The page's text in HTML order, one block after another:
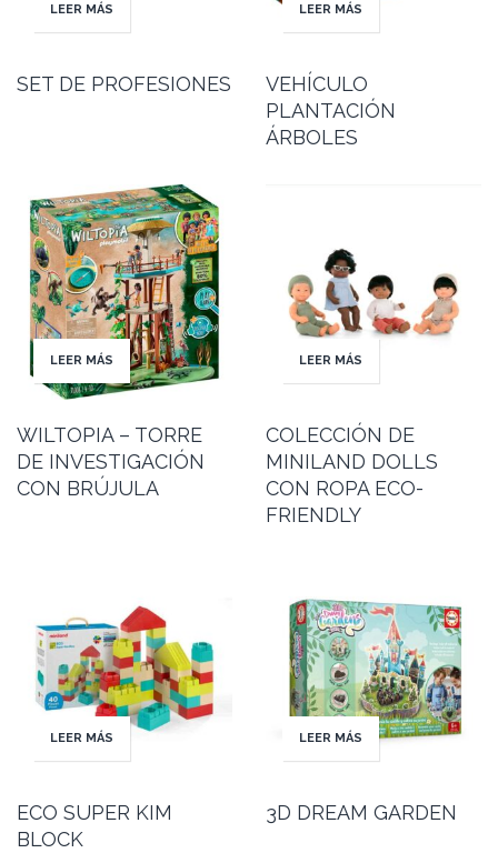
LEER MÁS
SET DE PROFESIONES
LEER MÁS
VEHÍCULO
PLANTACIÓN
ÁRBOLES
LEER MÁS
WILTOPIA – TORRE
DE INVESTIGACIÓN
CON BRÚJULA
LEER MÁS
COLECCIÓN DE
MINILAND DOLLS
CON ROPA ECO-
FRIENDLY
LEER MÁS
ECO SUPER KIM
BLOCK
LEER MÁS
3D DREAM GARDEN